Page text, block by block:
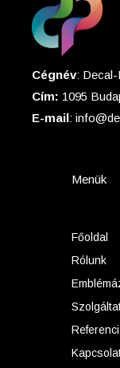
Cégnév:
Cím: 1095
E-mail:
Menük
Főoldal
Rólunk